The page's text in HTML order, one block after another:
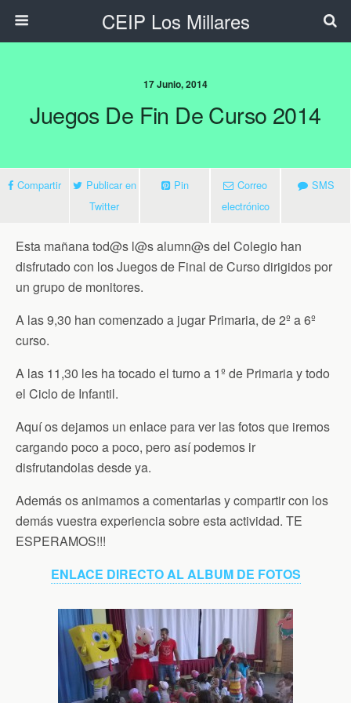
CEIP Los Millares
17 Junio, 2014
Juegos De Fin De Curso 2014
Compartir
Publicar en
Twitter
Pin
Correo
electrónico
SMS
Esta mañana tod@s l@s alumn@s del Colegio han
disfrutado con los Juegos de Final de Curso dirigidos por
un grupo de monitores.
A las 9,30 han comenzado a jugar Primaria, de 2º a 6º
curso.
A las 11,30 les ha tocado el turno a 1º de Primaria y todo
el Ciclo de Infantil.
Aquí os dejamos un enlace para ver las fotos que iremos
cargando poco a poco, pero así podemos ir
disfrutandolas desde ya.
Además os animamos a comentarlas y compartir con los
demás vuestra experiencia sobre esta actividad. TE
ESPERAMOS!!!
ENLACE DIRECTO AL ALBUM DE FOTOS